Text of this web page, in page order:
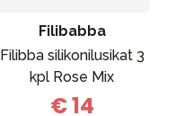
Filibabba
Filibba silikonilusikat 3
kpl Rose Mix
€ 14